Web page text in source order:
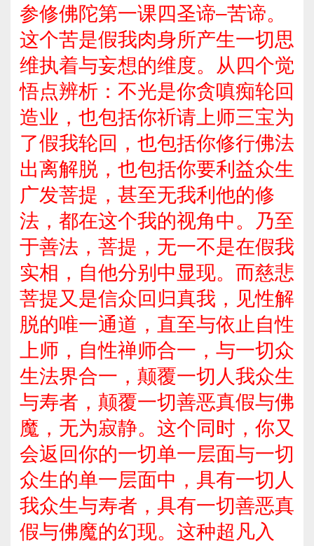
参修佛陀第一课四圣谛–苦谛。
这个苦是假我肉身所产生一切思
维执着与妄想的维度。从四个觉
悟点辨析：不光是你贪嗔痴轮回
造业，也包括你祈请上师三宝为
了假我轮回，也包括你修行佛法
出离解脱，也包括你要利益众生
广发菩提，甚至无我利他的修
法，都在这个我的视角中。乃至
于善法，菩提，无一不是在假我
实相，自他分别中显现。而慈悲
菩提又是信众回归真我，见性解
脱的唯一通道，直至与依止自性
上师，自性禅师合一，与一切众
生法界合一，颠覆一切人我众生
与寿者，颠覆一切善恶真假与佛
魔，无为寂静。这个同时，你又
会返回你的一切单一层面与一切
众生的单一层面中，具有一切人
我众生与寿者，具有一切善恶真
假与佛魔的幻现。这种超凡入